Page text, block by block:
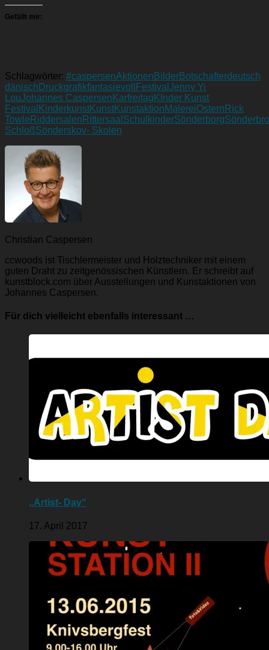
Gefällt mir:
Schlagwörter: #caspersenAktionen BilderBotschafterdeutsch
dänisch Druckgrafikfantasievoll Festival Jenny Yi
LouJohannes Caspersen Karfreitag KInder Kunst
Festival KinderkunstKunstKunstaktionMalereiOstern Rick
Towle Riddersalen Rittersaal SchulkinderSönderborgSönderbro
SchloßSönderskov- Skolen
Christian Caspersen
ccwoods ist Tischlermeister und Holztechniker mit einem
guten Draht zu zeitgenössischen Künstlern. Er schreibt auf
kunstblock.com über Ausstellungen und Kunstaktionen von
Johannes Caspersen.
Für dich vielleicht ebenfalls interessant …
„Artist- Day“
17. April 2017